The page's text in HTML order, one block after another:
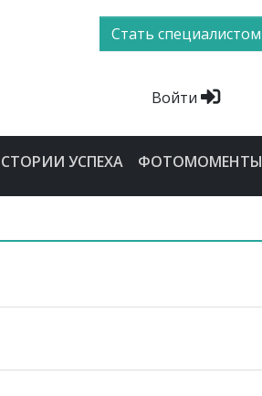
Стать специалистом
Войти
УСПЕХА ФОТОМОМЕНТЫ